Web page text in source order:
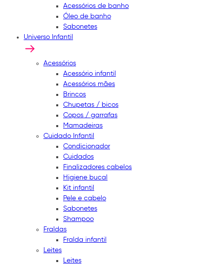
Acessórios de banho
Óleo de banho
Sabonetes
Universo Infantil
Acessórios
Acessório infantil
Acessórios mães
Brincos
Chupetas / bicos
Copos / garrafas
Mamadeiras
Cuidado Infantil
Condicionador
Cuidados
Finalizadores cabelos
Higiene bucal
Kit infantil
Pele e cabelo
Sabonetes
Shampoo
Fraldas
Fralda infantil
Leites
Leites